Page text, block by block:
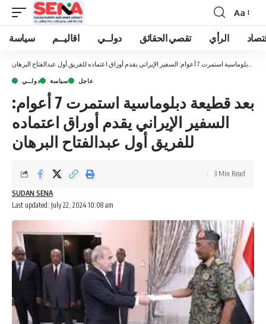
Font
Resizer
Aa
سياسة اقاليــم دولــي تقصي الحقائق الرأي
بعد قطيعة دبلوماسية استمرت 7 أعوام: السفير الإيراني يقدم أوراق اعتماده للفريق أول عبدالفتاح البرهان
دولــي سياسة عاجل
بعد قطيعة دبلوماسية استمرت 7 أعوام:
السفير الإيراني يقدم أوراق اعتماده
للفريق أول عبدالفتاح البرهان
Last updated: July 22, 2024 10:08 am
SUDAN SENA
3 Min Read